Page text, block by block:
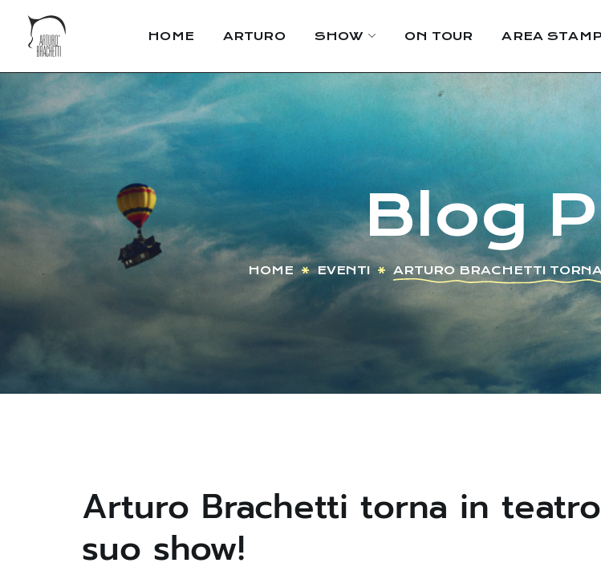
HOME ARTURO SHOW ON TOUR AREA
Blog
HOME EVENTI ARTURO BRACHETTI
Arturo Brachetti torna in
suo show!